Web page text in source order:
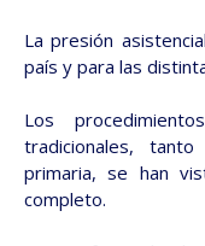
La presión
país y para las
Los
tradicionales,
primaria, se han
completo.